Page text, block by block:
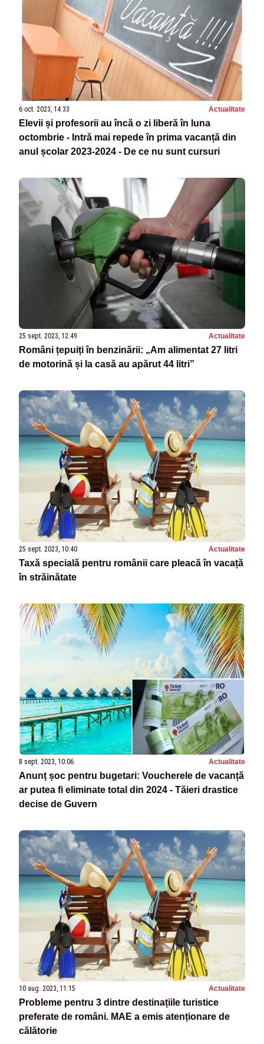
6 oct. 2023, 14:33 Actualitate
Elevii și profesorii au încă o zi liberă în luna
octombrie - Intră mai repede în prima vacanță din
anul școlar 2023-2024 - De ce nu sunt cursuri
25 sept. 2023, 12:49 Actualitate
Români țepuiți în benzinării: „Am alimentat 27 litri
de motorină și la casă au apărut 44 litri”
25 sept. 2023, 10:40 Actualitate
Taxă specială pentru românii care pleacă în vacață
în străinătate
8 sept. 2023, 10:06 Actualitate
Anunț șoc pentru bugetari: Voucherele de vacanță
ar putea fi eliminate total din 2024 - Tăieri drastice
decise de Guvern
10 aug. 2023, 11:15 Actualitate
Probleme pentru 3 dintre destinațiile turistice
preferate de români. MAE a emis atenționare de
călătorie